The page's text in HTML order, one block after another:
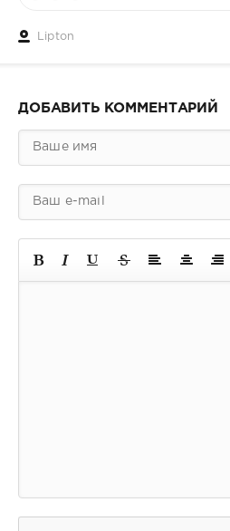
Lipton
ДОБАВИТЬ КОММЕНТАРИЙ